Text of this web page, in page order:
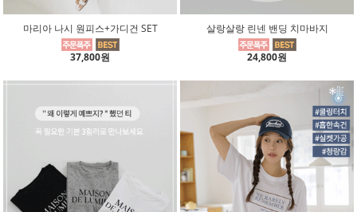
마리아 나시 원피스+가디건 SET
37,800원
살랑살랑 린넨 밴딩 치마바지
24,800원